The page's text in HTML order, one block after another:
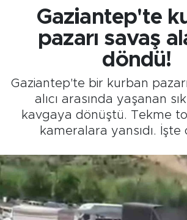
Gaziantep'te
pazarı savaş
döndü!
Gaziantep'te bir kurban
alıcı arasında yaşanan
kavgaya dönüştü. Tekme
kameralara yansıdı. İşte
Tüm Manşetler
Son Dakika Haberleri